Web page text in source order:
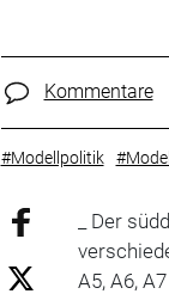
Kommentare
#Modellpolitik
_ Der
A5, A6,